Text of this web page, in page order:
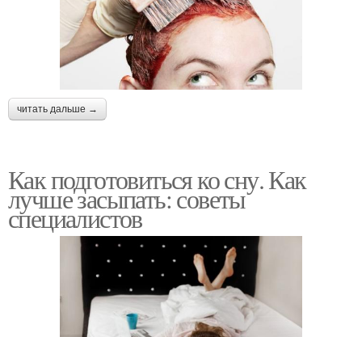
читать дальше →
Как подготовиться ко сну. Как
лучше засыпать: советы
специалистов